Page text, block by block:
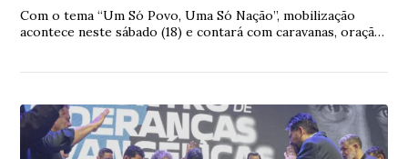
Com o tema “Um Só Povo, Uma Só Nação”, mobilização
acontece neste sábado (18) e contará com caravanas, oração,